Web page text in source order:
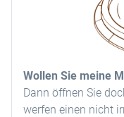
Wollen Sie meine
Dann öffnen Sie
werfen einen nicht